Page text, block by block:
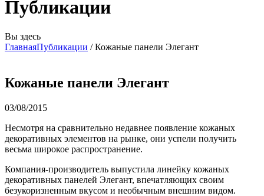
Публикации
Вы здесь
ГлавнаяПубликации /Кожаные панели Элегант
Кожаные панели Элегант
03/08/2015
Несмотря на сравнительно недавнее появление кожаных
декоративных элементов на рынке, они успели получить
весьма широкое распространение.
Компания-производитель выпустила линейку кожаных
декоративных панелей Элегант, впечатляющих своим
безукоризненным вкусом и необычным внешним видом.